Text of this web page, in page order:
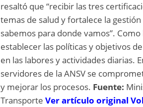
resaltó que “recibir las tres
temas de salud y fortalece la
sabemos para donde vamos”.
establecer las políticas y objetivos
en las labores y actividades diarias.
servidores de la ANSV se
y mejorar los procesos. Fuente:
TransporteVer artículo original